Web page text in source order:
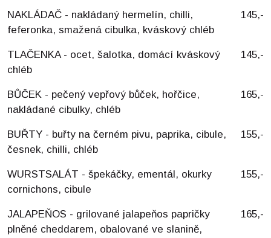
NAKLÁDAČ - nakládaný hermelín, chilli,
feferonka, smažená cibulka, kváskový chléb
145,-
TLAČENKA - ocet, šalotka, domácí kváskový
chléb
145,-
BŮČEK - pečený vepřový bůček, hořčice,
nakládané cibulky, chléb
165,-
BUŘTY - buřty na černém pivu, paprika, cibule,
česnek, chilli, chléb
155,-
WURSTSALÁT - špekáčky, ementál, okurky
cornichons, cibule
155,-
JALAPEŇOS - grilované jalapeňos papričky
plněné cheddarem, obalované ve slanině,
165,-